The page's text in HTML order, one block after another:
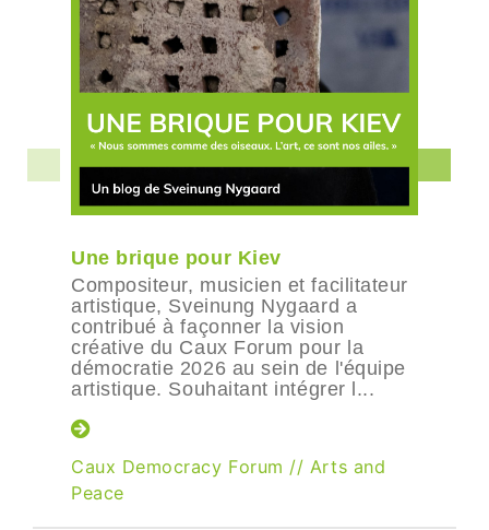
Une brique pour Kiev
Compositeur, musicien et facilitateur
artistique, Sveinung Nygaard a
contribué à façonner la vision
créative du Caux Forum pour la
démocratie 2026 au sein de l'équipe
artistique. Souhaitant intégrer l...
Caux Democracy Forum // Arts and
Peace